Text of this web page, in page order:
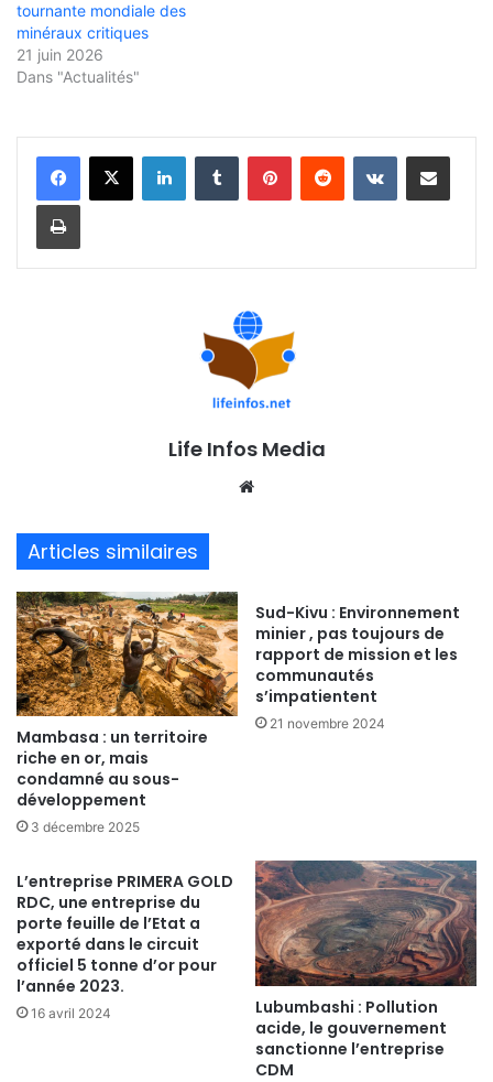
tournante mondiale des
minéraux critiques
21 juin 2026
Dans "Actualités"
Life Infos Media
Articles similaires
Mambasa : un territoire
riche en or, mais
condamné au sous-
développement
3 décembre 2025
Sud-Kivu : Environnement
minier , pas toujours de
rapport de mission et les
communautés
s’impatientent
21 novembre 2024
L’entreprise PRIMERA GOLD
RDC, une entreprise du
porte feuille de l’Etat a
exporté dans le circuit
officiel 5 tonne d’or pour
l’année 2023.
16 avril 2024
Lubumbashi : Pollution
acide, le gouvernement
sanctionne l’entreprise
CDM